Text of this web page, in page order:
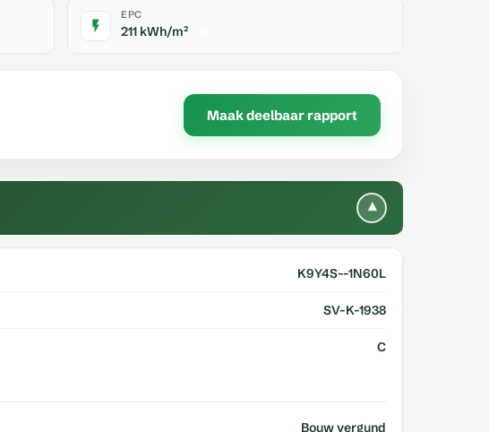
EPC
211 kWh/m²
Maak deelbaar rapport
▾
K9Y4S--1N60L
SV-K-1938
C
Bouw vergund